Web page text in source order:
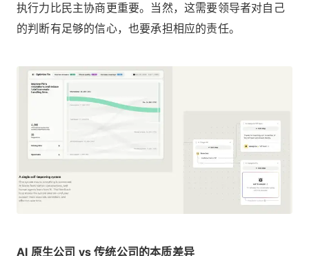
执行力比民主协商更重要。当然，这需要领导者对自己
的判断有足够的信心，也要承担相应的责任。
AI 原生公司 vs 传统公司的本质差异